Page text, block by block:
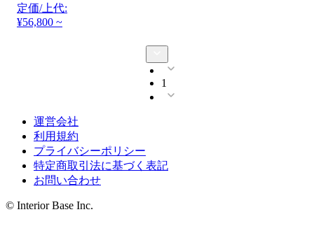
定価/上代:
¥56,800 ~
1
運営会社
利用規約
プライバシーポリシー
特定商取引法に基づく表記
お問い合わせ
© Interior Base Inc.